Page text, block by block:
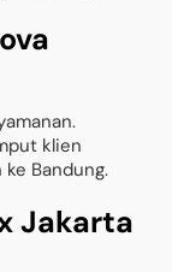
klien
Bandung.
Jakarta